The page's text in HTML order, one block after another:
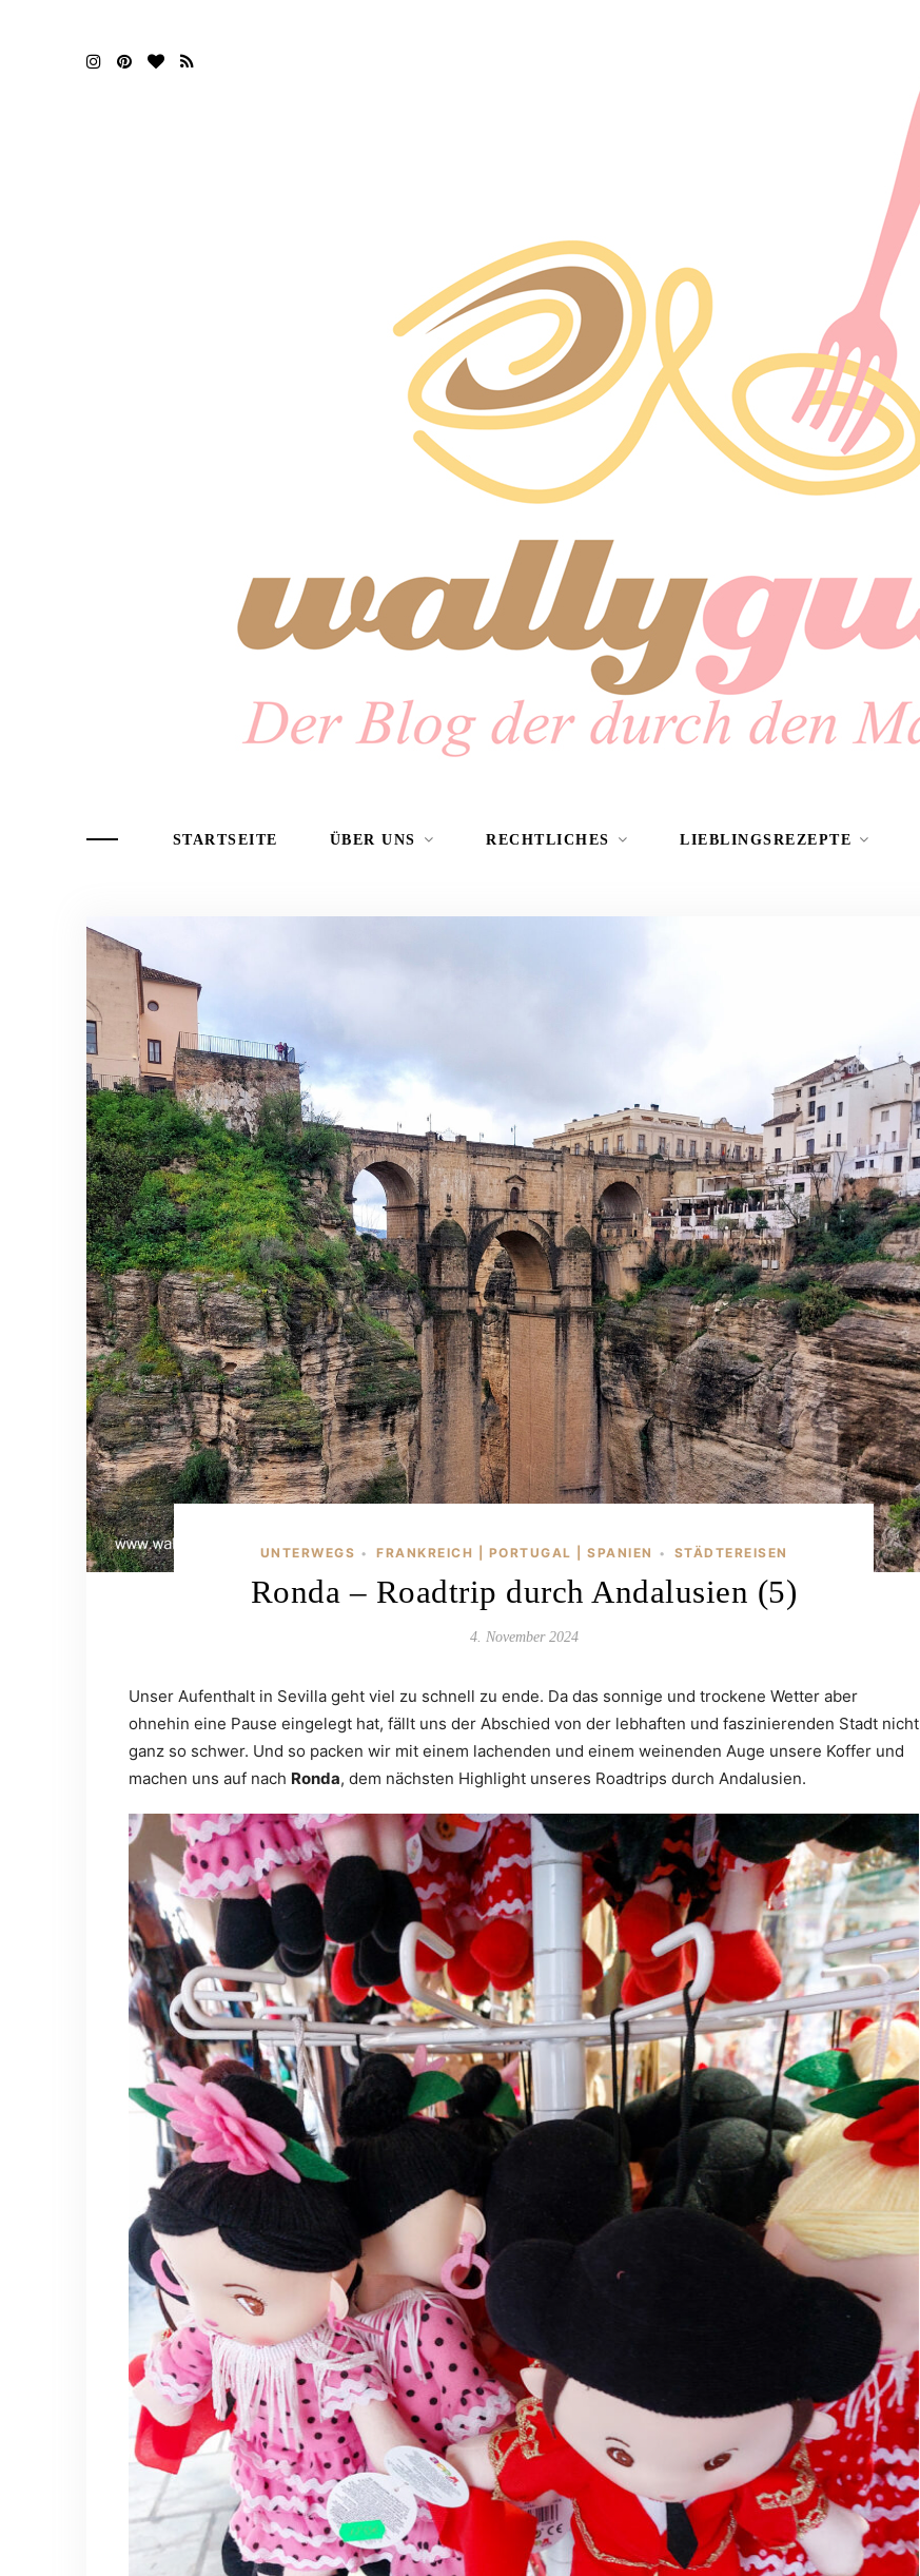
STARTSEITE ÜBER UNS RECHTLICHES LIEBLINGSREZEPTE
UNTERWEGS • FRANKREICH | PORTUGAL | SPANIEN • STÄDTEREISEN
Ronda – Roadtrip durch Andalusien (5)
4. November 2024
Unser Aufenthalt in Sevilla geht viel zu schnell zu ende. Da das sonnige und trockene Wetter aber
ohnehin eine Pause eingelegt hat, fällt uns der Abschied von der lebhaften und faszinierenden Stadt nicht
ganz so schwer. Und so packen wir mit einem lachenden und einem weinenden Auge unsere Koffer und
machen uns auf nach Ronda, dem nächsten Highlight unseres Roadtrips durch Andalusien.